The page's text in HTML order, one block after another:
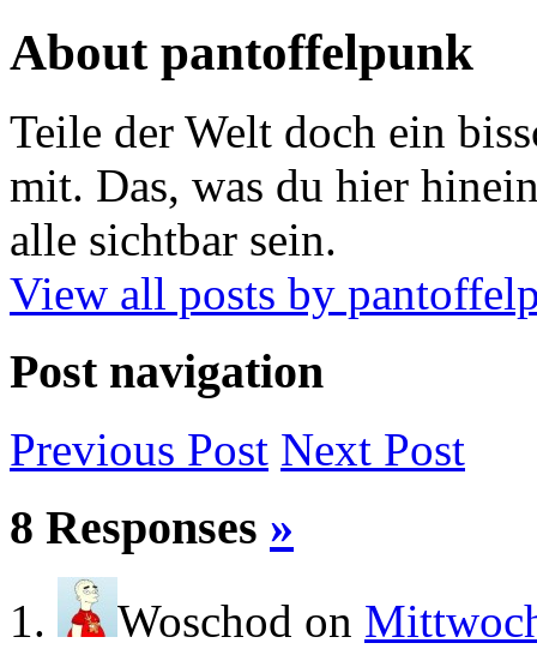
About pantoffelpunk
Teile der Welt doch ein
mit. Das, was du hier
alle sichtbar sein.
View all posts by
Post navigation
Previous Post Next Post
8 Responses »
Woschod on